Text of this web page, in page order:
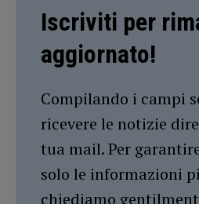
Iscriviti per
aggiornato!
Compilando i campi
ricevere le notizie
tua mail. Per
solo le informazioni
chiediamo